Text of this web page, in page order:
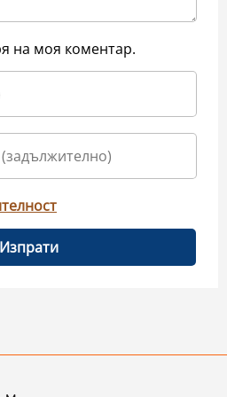
на моя коментар.
Изпрати